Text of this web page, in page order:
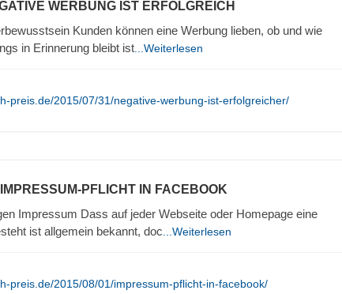
WERBUNG IST ERFOLGREICH
Kunden können eine Werbung lieben, ob und wie
in Erinnerung bleibt ist ...Weiterlesen
preis.de/2015/07/31/negative-werbung-ist-erfolgreicher/
PFLICHT IN FACEBOOK
Impressum Dass auf jeder Webseite oder Homepage eine
ist allgemein bekannt, doc ...Weiterlesen
preis.de/2015/08/01/impressum-pflicht-in-facebook/